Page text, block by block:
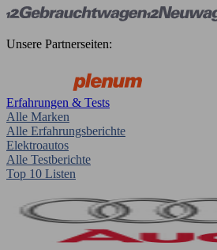
Unsere Partnerseiten:
Erfahrungen & Tests
Alle Marken
Alle Erfahrungsberichte
Elektroautos
Alle Testberichte
Top 10 Listen